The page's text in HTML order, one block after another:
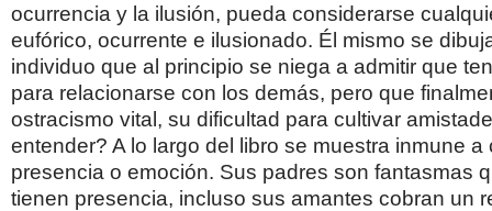
ocurrencia y la ilusión, pueda considerarse
eufórico, ocurrente e ilusionado. Él mismo se
individuo que al principio se niega a admitir que
para relacionarse con los demás, pero que
ostracismo vital, su dificultad para cultivar
entender? A lo largo del libro se muestra inmune a
presencia o emoción. Sus padres son fantasmas
tienen presencia, incluso sus amantes cobran un